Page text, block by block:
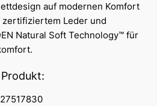
auf modernen Komfort
Leder und
Natural Soft Technology™ für